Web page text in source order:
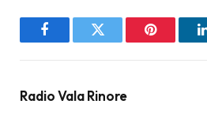
FacebookTwitter Pinterest
Radio Vala Rinore